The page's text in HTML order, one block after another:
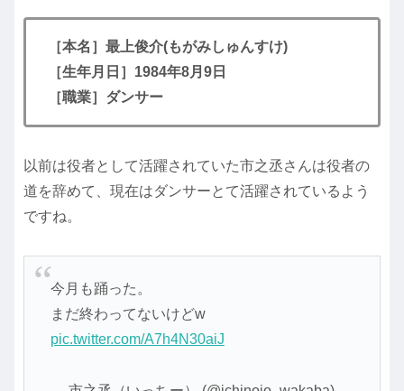
［本名］最上俊介(もがみしゅんすけ)
［生年月日］1984年8月9日
［職業］ダンサー
以前は役者として活躍されていた市之丞さんは役者の
道を辞めて、現在はダンサーとて活躍されているよう
ですね。
今月も踊った。
まだ終わってないけどw
pic.twitter.com/A7h4N30aiJ